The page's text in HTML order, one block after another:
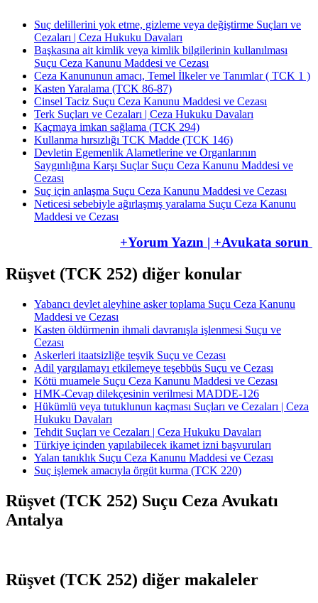
Suç delillerini yok etme, gizleme veya değiştirme Suçları ve
Cezaları | Ceza Hukuku Davaları
Başkasına ait kimlik veya kimlik bilgilerinin kullanılması
Suçu Ceza Kanunu Maddesi ve Cezası
Ceza Kanununun amacı, Temel İlkeler ve Tanımlar ( TCK 1 )
Kasten Yaralama (TCK 86-87)
Cinsel Taciz Suçu Ceza Kanunu Maddesi ve Cezası
Terk Suçları ve Cezaları | Ceza Hukuku Davaları
Kaçmaya imkan sağlama (TCK 294)
Kullanma hırsızlığı TCK Madde (TCK 146)
Devletin Egemenlik Alametlerine ve Organlarının
Saygınlığına Karşı Suçlar Suçu Ceza Kanunu Maddesi ve
Cezası
Suç için anlaşma Suçu Ceza Kanunu Maddesi ve Cezası
Neticesi sebebiyle ağırlaşmış yaralama Suçu Ceza Kanunu
Maddesi ve Cezası
+Yorum Yazın | +Avukata sorun
Rüşvet (TCK 252) diğer konular
Yabancı devlet aleyhine asker toplama Suçu Ceza Kanunu
Maddesi ve Cezası
Kasten öldürmenin ihmali davranışla işlenmesi Suçu ve
Cezası
Askerleri itaatsizliğe teşvik Suçu ve Cezası
Adil yargılamayı etkilemeye teşebbüs Suçu ve Cezası
Kötü muamele Suçu Ceza Kanunu Maddesi ve Cezası
HMK-Cevap dilekçesinin verilmesi ​​​​​​​MADDE-126
Hükümlü veya tutuklunun kaçması Suçları ve Cezaları | Ceza
Hukuku Davaları
Tehdit Suçları ve Cezaları | Ceza Hukuku Davaları
Türkiye içinden yapılabilecek ikamet izni başvuruları
Yalan tanıklık Suçu Ceza Kanunu Maddesi ve Cezası
Suç işlemek amacıyla örgüt kurma (TCK 220)
Rüşvet (TCK 252) Suçu Ceza Avukatı
Antalya
Rüşvet (TCK 252) diğer makaleler